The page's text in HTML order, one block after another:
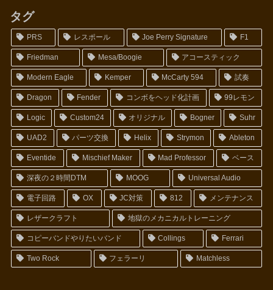
タグ
PRS レスポール Joe Perry Signature F1
Friedman Mesa/Boogie アコースティック
Modern Eagle Kemper McCarty 594 試奏
Dragon Fender コンボをヘッド化計画 99レモン
Logic Custom24 オリジナル Bogner Suhr
UAD2 パーツ交換 Helix Strymon Ableton
Eventide Mischief Maker Mad Professor ベース
深夜の２時間DTM MOOG Universal Audio
電子回路 OX JC対策 812 メンテナンス
レザークラフト 地獄のメカニカルトレーニング
コピーバンドやりたいバンド Collings Ferrari
Two Rock フェラーリ Matchless